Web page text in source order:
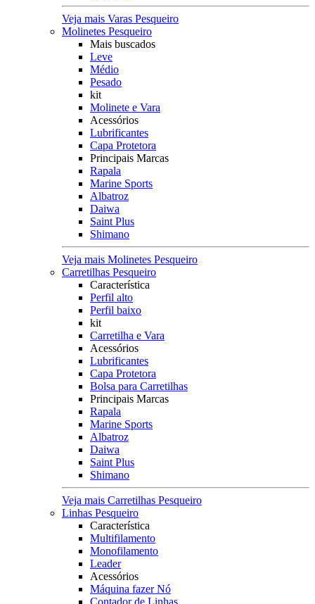
Veja mais Varas Pesqueiro
Molinetes Pesqueiro
Mais buscados
Leve
Médio
Pesado
kit
Molinete e Vara
Acessórios
Lubrificantes
Capa Protetora
Principais Marcas
Rapala
Marine Sports
Albatroz
Daiwa
Saint Plus
Shimano
Veja mais Molinetes Pesqueiro
Carretilhas Pesqueiro
Característica
Perfil alto
Perfil baixo
kit
Carretilha e Vara
Acessórios
Lubrificantes
Capa Protetora
Bolsa para Carretilhas
Principais Marcas
Rapala
Marine Sports
Albatroz
Daiwa
Saint Plus
Shimano
Veja mais Carretilhas Pesqueiro
Linhas Pesqueiro
Característica
Multifilamento
Monofilamento
Leader
Acessórios
Máquina fazer Nó
Contador de Linhas